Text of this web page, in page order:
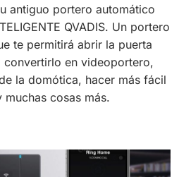
antiguo portero automático
QVADIS. Un portero
te permitirá abrir la puerta
en videoportero,
la domótica, hacer más fácil
cosas más.